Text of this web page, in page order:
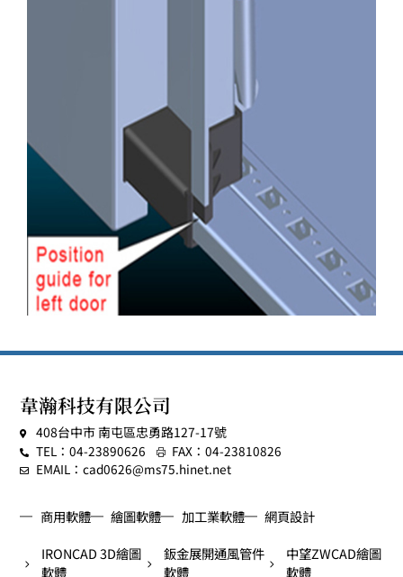
韋瀚科技有限公司
408台中市 南屯區忠勇路127-17號
TEL：04-23890626
FAX：04-23810826
EMAIL：cad0626@ms75.hinet.net
商用軟體 繪圖軟體 加工業軟體
網頁設計
IRONCAD 3D繪圖
軟體
鈑金展開通風管件
軟體
中望ZWCAD繪圖
軟體